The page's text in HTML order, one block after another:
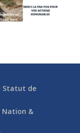
Statut de
Nation &